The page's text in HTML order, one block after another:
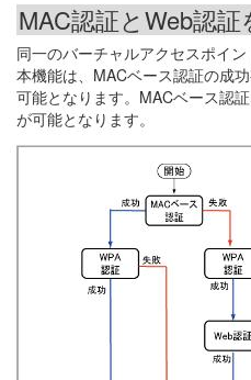
MAC認証とWeb認
同一のバーチャルアクセスポイ
本機能は、MACベース認証の成
可能となります。MACベース認
が可能となります。